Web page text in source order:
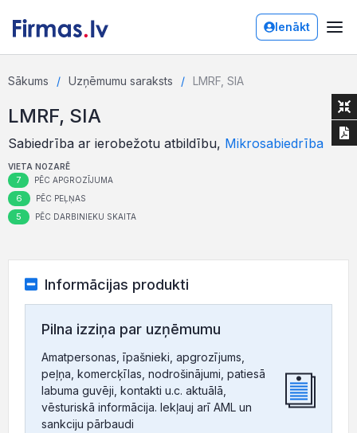
Ienākt
Sākums Uzņēmumu saraksts LMRF, SIA
LMRF, SIA
Sabiedrība ar ierobežotu atbildību, Mikrosabiedrība
VIETA NOZARĒ
7 PĒC APGROZĪJUMA
6 PĒC PEĻŅAS
5 PĒC DARBINIEKU SKAITA
Informācijas produkti
Pilna izziņa par uzņēmumu
Amatpersonas, īpašnieki, apgrozījums,
peļņa, komercķīlas, nodrošinājumi, patiesā
labuma guvēji, kontakti u.c. aktuālā,
vēsturiskā informācija. Iekļauj arī AML un
sankciju pārbaudi